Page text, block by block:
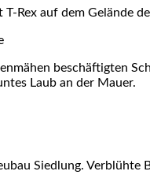
Rex auf dem Gelände
beschäftigten
Laub an der Mauer.
Siedlung. Verblühte